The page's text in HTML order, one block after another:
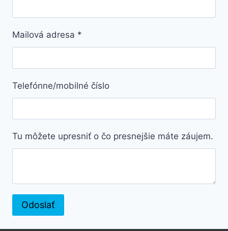
Mailová adresa *
Telefónne/mobilné číslo
Tu môžete upresniť o čo presnejšie máte záujem.
Odoslať